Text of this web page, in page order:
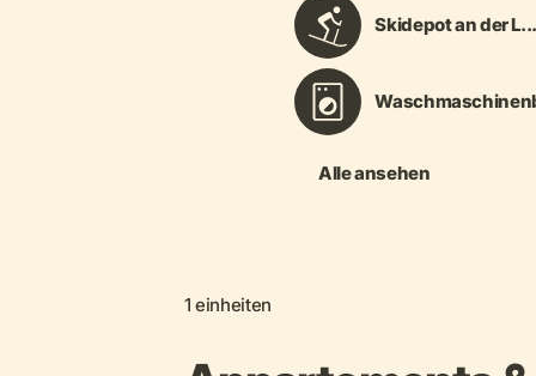
Skidepot an der L...
Alle ansehen
1 einheiten